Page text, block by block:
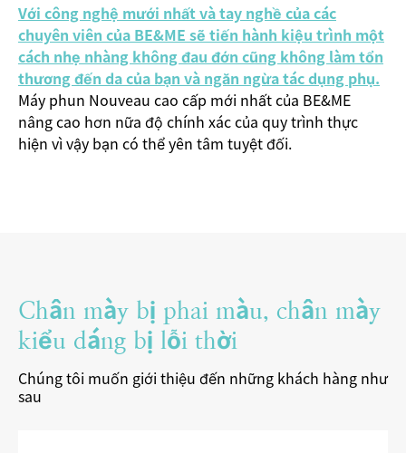
Với công nghệ mưới nhất và tay nghề của các
chuyên viên của BE&ME sẽ tiến hành kiệu trình một
cách nhẹ nhàng không đau đớn cũng không làm tổn
thương đến da của bạn và ngăn ngừa tác dụng phụ.
Máy phun Nouveau cao cấp mới nhất của BE&ME
nâng cao hơn nữa độ chính xác của quy trình thực
hiện vì vậy bạn có thể yên tâm tuyệt đối.
Chân mày bị phai màu, chân mày
kiểu dáng bị lỗi thời
Chúng tôi muốn giới thiệu đến những khách hàng như
sau